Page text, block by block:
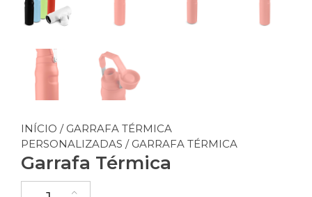
INÍCIO / GARRAFA TÉRMICA
PERSONALIZADAS / GARRAFA TÉRMICA
Garrafa Térmica